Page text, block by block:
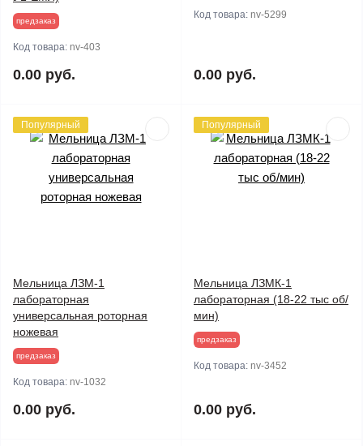
предзаказ
Код товара: nv-403
0.00 руб.
Код товара: nv-5299
0.00 руб.
Популярный
Мельница ЛЗМ-1
лабораторная
универсальная роторная
ножевая
предзаказ
Код товара: nv-1032
0.00 руб.
Популярный
Мельница ЛЗМК-1
лабораторная (18-22 тыс об/
мин)
предзаказ
Код товара: nv-3452
0.00 руб.